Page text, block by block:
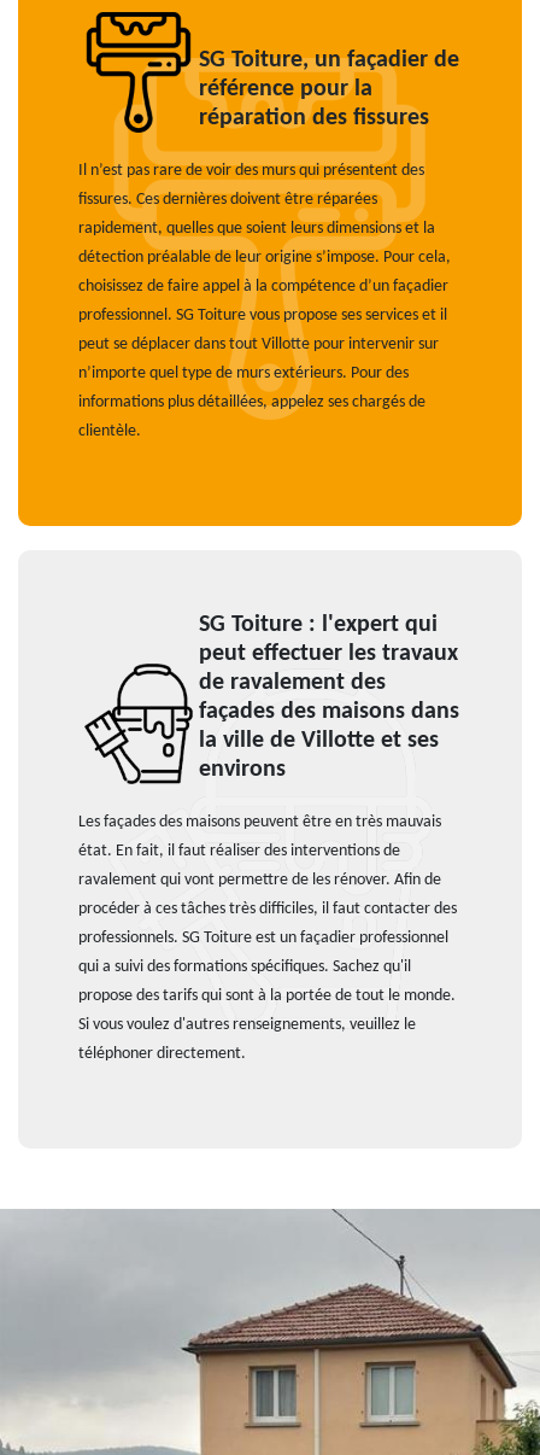
SG Toiture, un façadier de
référence pour la
réparation des fissures
Il n’est pas rare de voir des murs qui présentent des
fissures. Ces dernières doivent être réparées
rapidement, quelles que soient leurs dimensions et la
détection préalable de leur origine s’impose. Pour cela,
choisissez de faire appel à la compétence d’un façadier
professionnel. SG Toiture vous propose ses services et il
peut se déplacer dans tout Villotte pour intervenir sur
n’importe quel type de murs extérieurs. Pour des
informations plus détaillées, appelez ses chargés de
clientèle.
SG Toiture : l'expert qui
peut effectuer les travaux
de ravalement des
façades des maisons dans
la ville de Villotte et ses
environs
Les façades des maisons peuvent être en très mauvais
état. En fait, il faut réaliser des interventions de
ravalement qui vont permettre de les rénover. Afin de
procéder à ces tâches très difficiles, il faut contacter des
professionnels. SG Toiture est un façadier professionnel
qui a suivi des formations spécifiques. Sachez qu'il
propose des tarifs qui sont à la portée de tout le monde.
Si vous voulez d'autres renseignements, veuillez le
téléphoner directement.